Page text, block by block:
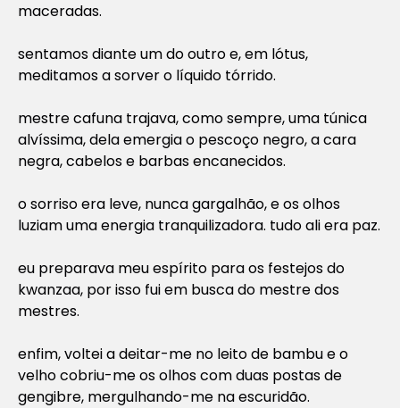
maceradas.
sentamos diante um do outro e, em lótus,
meditamos a sorver o líquido tórrido.
mestre cafuna trajava, como sempre, uma túnica
alvíssima, dela emergia o pescoço negro, a cara
negra, cabelos e barbas encanecidos.
o sorriso era leve, nunca gargalhão, e os olhos
luziam uma energia tranquilizadora. tudo ali era paz.
eu preparava meu espírito para os festejos do
kwanzaa, por isso fui em busca do mestre dos
mestres.
enfim, voltei a deitar-me no leito de bambu e o
velho cobriu-me os olhos com duas postas de
gengibre, mergulhando-me na escuridão.